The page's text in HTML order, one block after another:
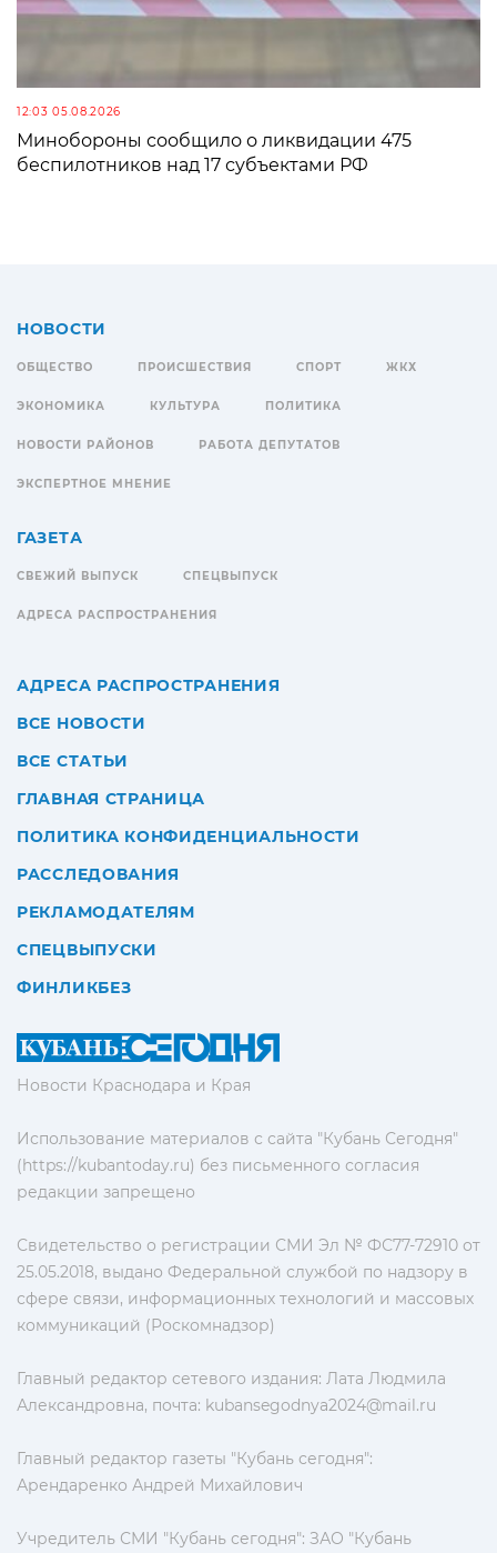
12:03 05.08.2026
Минобороны сообщило о ликвидации 475
беспилотников над 17 субъектами РФ
Новости Краснодара и Края
Использование материалов с сайта "Кубань Сегодня"
(https://kubantoday.ru) без письменного согласия
редакции запрещено
Свидетельство о регистрации СМИ Эл № ФС77-72910 от
25.05.2018, выдано Федеральной службой по надзору в
сфере связи, информационных технологий и массовых
коммуникаций (Роскомнадзор)
Главный редактор сетевого издания: Лата Людмила
Александровна, почта: kubansegodnya2024@mail.ru
Главный редактор газеты "Кубань сегодня":
Арендаренко Андрей Михайлович
Учредитель СМИ "Кубань сегодня": ЗАО "Кубань
НОВОСТИ
ОБЩЕСТВО ПРОИСШЕСТВИЯ СПОРТ ЖКХ
ЭКОНОМИКА КУЛЬТУРА ПОЛИТИКА
НОВОСТИ РАЙОНОВ РАБОТА ДЕПУТАТОВ
ЭКСПЕРТНОЕ МНЕНИЕ
ГАЗЕТА
СВЕЖИЙ ВЫПУСК СПЕЦВЫПУСК
АДРЕСА РАСПРОСТРАНЕНИЯ
АДРЕСА РАСПРОСТРАНЕНИЯ
ВСЕ НОВОСТИ
ВСЕ СТАТЬИ
ГЛАВНАЯ СТРАНИЦА
ПОЛИТИКА КОНФИДЕНЦИАЛЬНОСТИ
РАССЛЕДОВАНИЯ
РЕКЛАМОДАТЕЛЯМ
СПЕЦВЫПУСКИ
ФИНЛИКБЕЗ